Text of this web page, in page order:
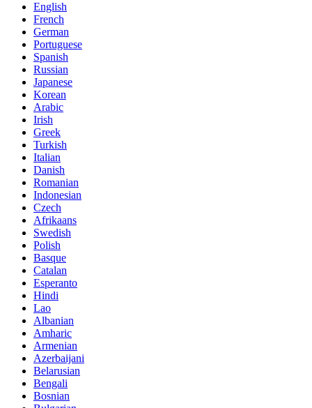
English
French
German
Portuguese
Spanish
Russian
Japanese
Korean
Arabic
Irish
Greek
Turkish
Italian
Danish
Romanian
Indonesian
Czech
Afrikaans
Swedish
Polish
Basque
Catalan
Esperanto
Hindi
Lao
Albanian
Amharic
Armenian
Azerbaijani
Belarusian
Bengali
Bosnian